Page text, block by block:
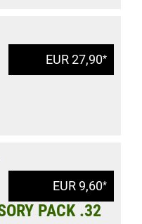
EUR 27,90*
EUR 9,60*
PACK .32